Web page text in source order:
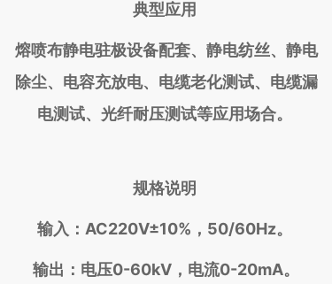
典型应用
熔喷布静电驻极设备配套、静电纺丝、静电
除尘、电容充放电、电缆老化测试、电缆漏
电测试、光纤耐压测试等应用场合。
规格说明
输入：AC220V±10%，50/60Hz。
输出：电压0-60kV，电流0-20mA。